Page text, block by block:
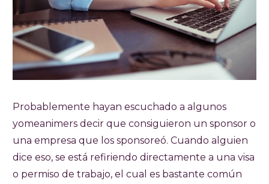
Probablemente hayan escuchado a algunos
yomeanimers decir que consiguieron un sponsor o
una empresa que los sponsoreó. Cuando alguien
dice eso, se está refiriendo directamente a una visa
o permiso de trabajo, el cual es bastante común